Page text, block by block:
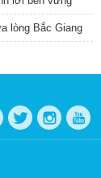
lòng Bắc Giang